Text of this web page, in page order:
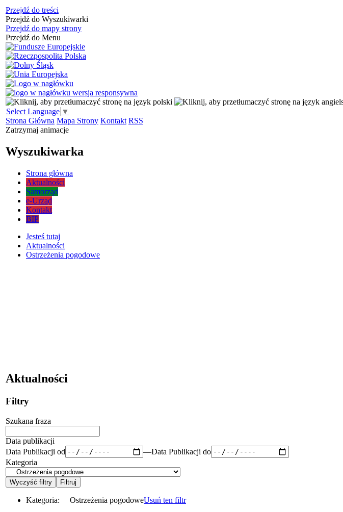
Przejdź do treści
Przejdź do Wyszukiwarki
Przejdź do mapy strony
Przejdź do Menu
Select Language ▼
Strona Główna Mapa Strony Kontakt RSS
Zatrzymaj animacje
Wyszukiwarka
Strona główna
Aktualności
Samorząd
e-Urząd
Kontakt
BIP
Jesteś tutaj
Aktualności
Ostrzeżenia pogodowe
Aktualności
Filtry
Szukana fraza
Data publikacji
Data Publikacji od
—Data Publikacji do
Kategoria
Kategoria: Ostrzeżenia pogodoweUsuń ten filtr